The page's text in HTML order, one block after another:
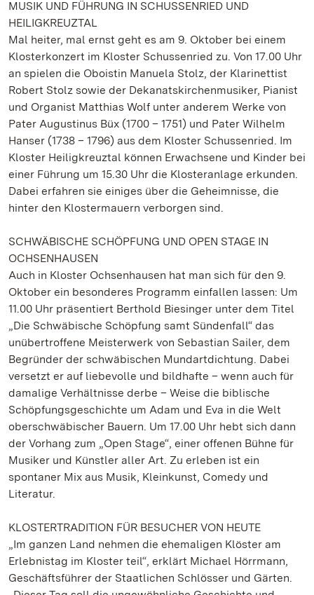
MUSIK UND FÜHRUNG IN SCHUSSENRIED UND
HEILIGKREUZTAL
Mal heiter, mal ernst geht es am 9. Oktober bei einem
Klosterkonzert im Kloster Schussenried zu. Von 17.00 Uhr
an spielen die Oboistin Manuela Stolz, der Klarinettist
Robert Stolz sowie der Dekanatskirchenmusiker, Pianist
und Organist Matthias Wolf unter anderem Werke von
Pater Augustinus Büx (1700 – 1751) und Pater Wilhelm
Hanser (1738 – 1796) aus dem Kloster Schussenried. Im
Kloster Heiligkreuztal können Erwachsene und Kinder bei
einer Führung um 15.30 Uhr die Klosteranlage erkunden.
Dabei erfahren sie einiges über die Geheimnisse, die
hinter den Klostermauern verborgen sind.
SCHWÄBISCHE SCHÖPFUNG UND OPEN STAGE IN
OCHSENHAUSEN
Auch in Kloster Ochsenhausen hat man sich für den 9.
Oktober ein besonderes Programm einfallen lassen: Um
11.00 Uhr präsentiert Berthold Biesinger unter dem Titel
„Die Schwäbische Schöpfung samt Sündenfall“ das
unübertroffene Meisterwerk von Sebastian Sailer, dem
Begründer der schwäbischen Mundartdichtung. Dabei
versetzt er auf liebevolle und bildhafte – wenn auch für
damalige Verhältnisse derbe – Weise die biblische
Schöpfungsgeschichte um Adam und Eva in die Welt
oberschwäbischer Bauern. Um 17.00 Uhr hebt sich dann
der Vorhang zum „Open Stage“, einer offenen Bühne für
Musiker und Künstler aller Art. Zu erleben ist ein
spontaner Mix aus Musik, Kleinkunst, Comedy und
Literatur.
KLOSTERTRADITION FÜR BESUCHER VON HEUTE
„Im ganzen Land nehmen die ehemaligen Klöster am
Erlebnistag im Kloster teil“, erklärt Michael Hörrmann,
Geschäftsführer der Staatlichen Schlösser und Gärten.